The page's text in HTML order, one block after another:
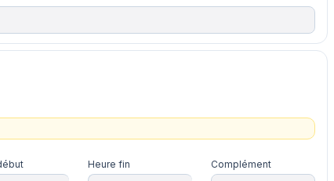
Heure fin Complément